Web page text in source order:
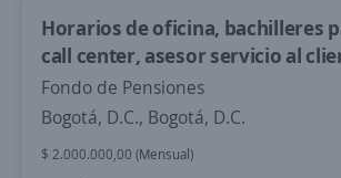
Horarios de oficina, bachilleres
call center, asesor servicio al
Fondo de Pensiones
Bogotá, D.C., Bogotá, D.C.
$ 2.000.000,00 (Mensual)